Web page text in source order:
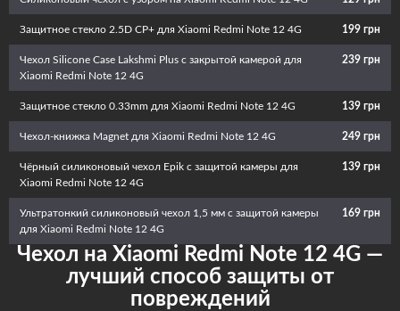
Защитное стекло 2.5D CP+ для Xiaomi Redmi Note 12 4G 199 грн
Чехол Silicone Case Lakshmi Plus с закрытой камерой для
Xiaomi Redmi Note 12 4G
239 грн
Защитное стекло 0.33mm для Xiaomi Redmi Note 12 4G 139 грн
Чехол-книжка Magnet для Xiaomi Redmi Note 12 4G 249 грн
Чёрный силиконовый чехол Epik с защитой камеры для
Xiaomi Redmi Note 12 4G
139 грн
Ультратонкий силиконовый чехол 1,5 мм с защитой камеры
для Xiaomi Redmi Note 12 4G
169 грн
Чехол на Xiaomi Redmi Note 12 4G —
лучший способ защиты от
повреждений